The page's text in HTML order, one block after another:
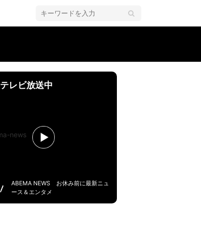
テレビ放送中
ABEMA NEWS お休み前に最新ニュ
ース＆エンタメ